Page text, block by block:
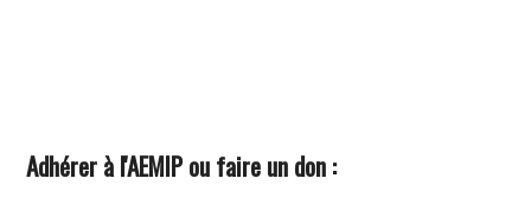
Adhérer à l'AEMIP ou faire un don :